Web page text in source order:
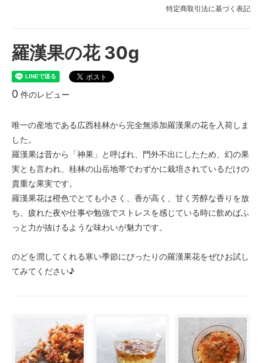
特定商取引法に基づく表記
羅漢果の花 30g
0 件のレビュー
唯一の産地である広西桂林から完全無添加羅漢果の花を入荷しま
した。
羅漢果は昔から「神果」と呼ばれ、門外不出にしたため、幻の果
実とも言われ、桂林の山岳地帯でわずかに栽培されているだけの
貴重な果実です。
羅漢果花は橙色でとても小さく、香が高く、甘く芳醇な香りを放
ち、疲れた夜や仕事や勉強でストレスを感じている時に飲めばふ
っと力が抜けるような味わいが魅力です。
のどを潤してくれる寒い季節にぴったりの羅漢果花をぜひお試し
てみてください♪